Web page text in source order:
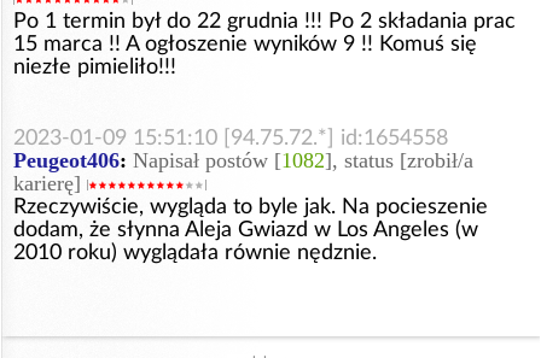
Po 1 termin był do 22 grudnia !!! Po 2 składania prac
15 marca !! A ogłoszenie wyników 9 !! Komuś się
niezłe pimieliło!!!
2023-01-09 15:51:10 [94.75.72.*] id:1654558
Peugeot406: Napisał postów [1082], status [zrobił/a
karierę]
Rzeczywiście, wygląda to byle jak. Na pocieszenie
dodam, że słynna Aleja Gwiazd w Los Angeles (w
2010 roku) wyglądała równie nędznie.